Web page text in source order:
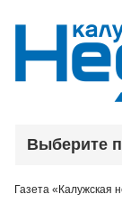
Выберите
Газета «Калужская